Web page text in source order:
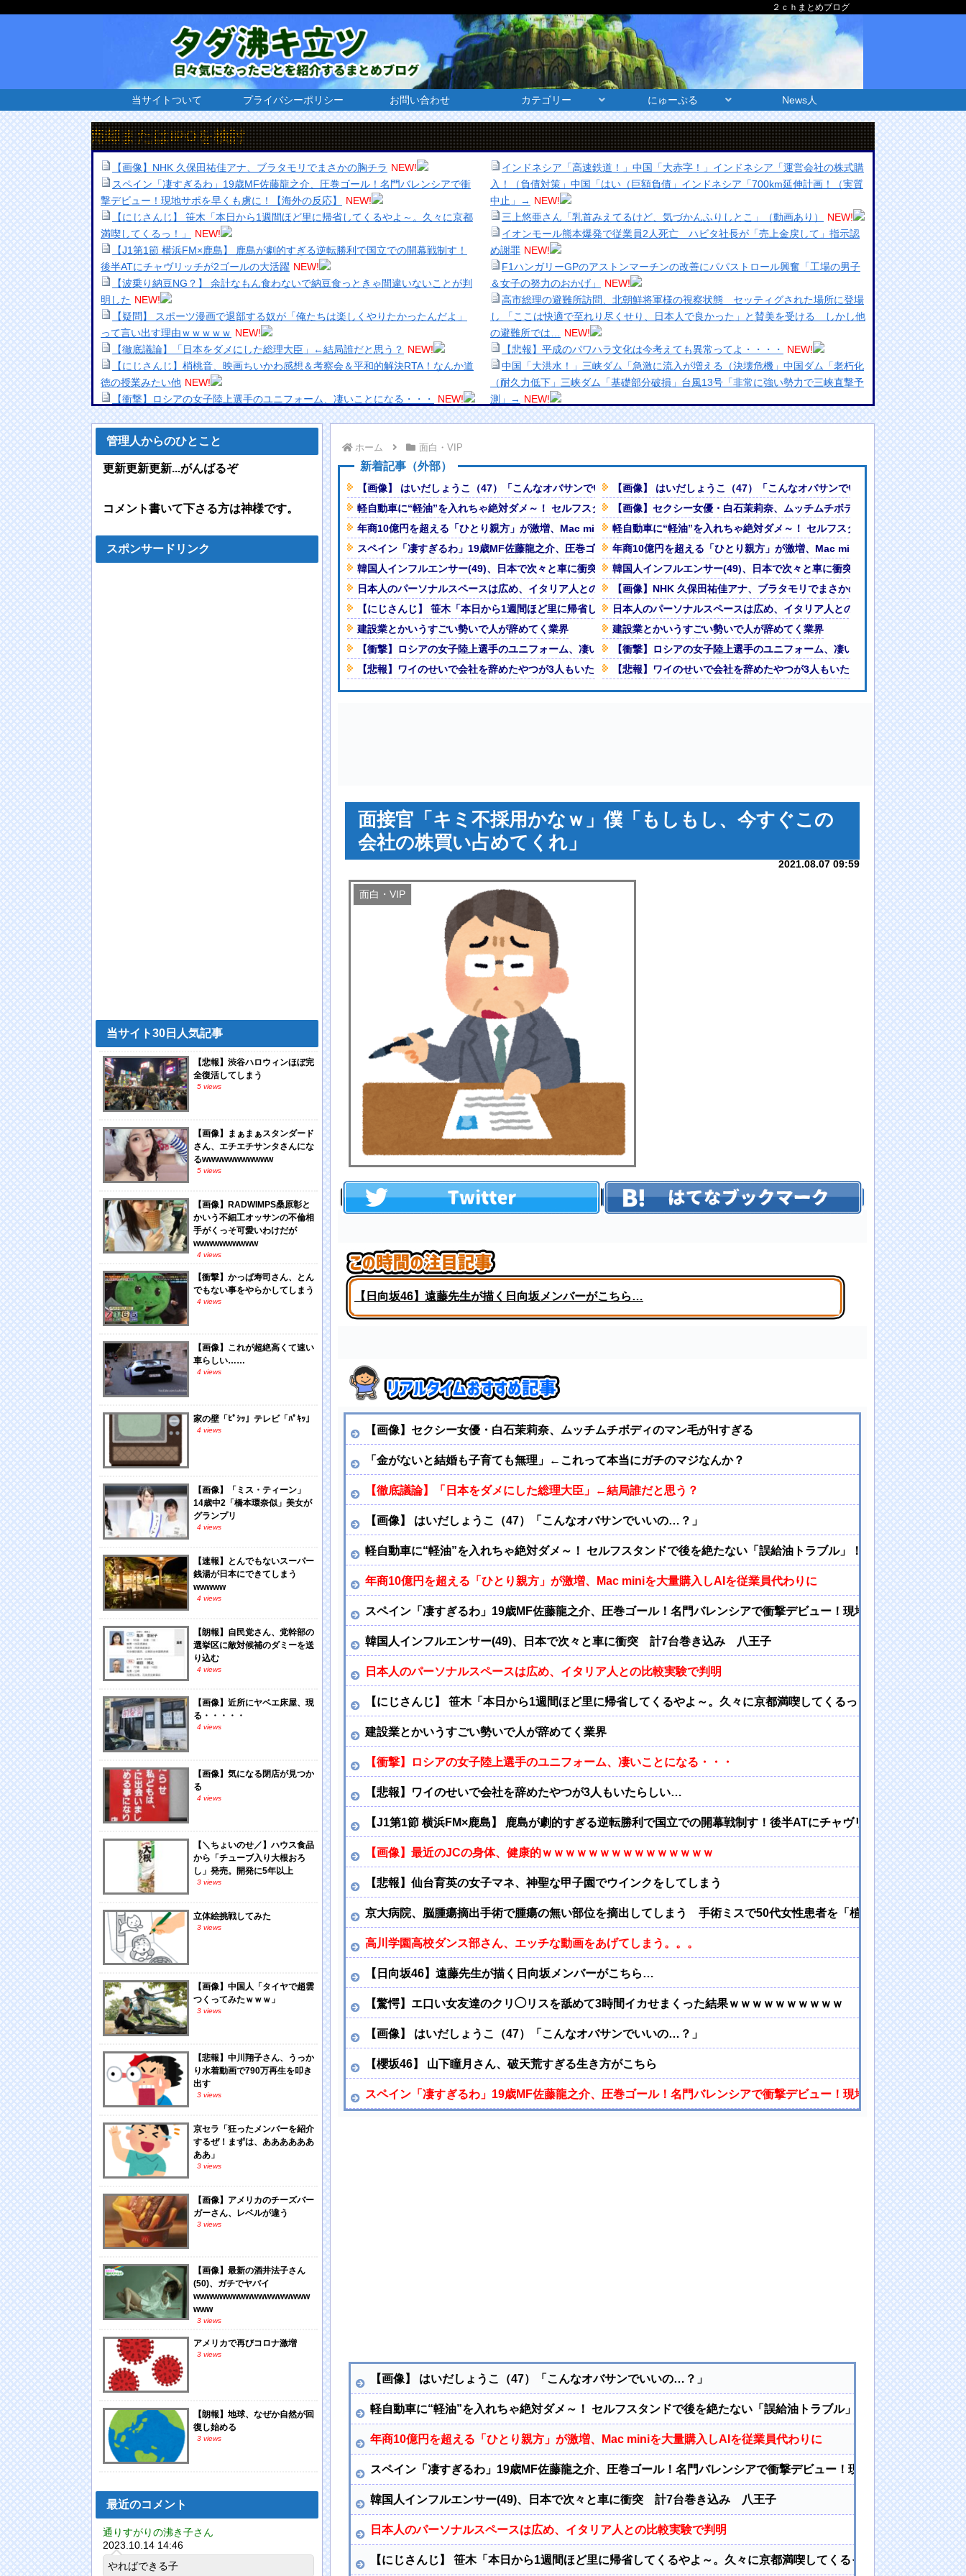
２ｃｈまとめブログ
当サイトついて プライバシーポリシー お問い合わせ カテゴリー にゅーぷる News人
却またはIPOを検討
【画像】NHK 久保田祐佳アナ、ブラタモリでまさかの胸チラ NEW!
スペイン「凄すぎるわ」19歳MF佐藤龍之介、圧巻ゴール！名門バレンシアで衝
撃デビュー！現地サポを早くも虜に！【海外の反応】
NEW!
【にじさんじ】 笹木「本日から1週間ほど里に帰省してくるやよ～。久々に京都
満喫してくるっ！」
NEW!
【J1第1節 横浜FM×鹿島】 鹿島が劇的すぎる逆転勝利で国立での開幕戦制す！
後半ATにチャヴリッチが2ゴールの大活躍 NEW!
【波乗り納豆NG？】 余計なもん食わないで納豆食っときゃ間違いないことが判
明した NEW!
【疑問】 スポーツ漫画で退部する奴が「俺たちは楽しくやりたかったんだよ」
って言い出す理由ｗｗｗｗｗ NEW!
【徹底議論】「日本をダメにした総理大臣」←結局誰だと思う？ NEW!
【にじさんじ】梢桃音、映画ちいかわ感想＆考察会＆平和的解決RTA！なんか道
徳の授業みたい他 NEW!
【衝撃】ロシアの女子陸上選手のユニフォーム、凄いことになる・・・
NEW!
【悲報】ワイのせいで会社を辞めたやつが3人もいたらしい…
F1ハンガリーGPのアストンマーチンの改善にパパストロール興奮「工場の男子
＆女子の努力のおかげ」 NEW!
【画像】最近のJCの身体、健康的ｗｗｗｗｗｗｗｗｗｗｗｗｗｗｗ
NEW!
【悲報】平成のパワハラ文化は今考えても異常ってよ・・・・ NEW!
【驚愕】エ口い女友達のクリ◯リスを舐めて3時間イカせまくった結果ｗｗｗｗ
【悲報】元グラドル佐藤寛子さん(41)「ヌードは本当はやりたくなかった」（画
像あり） NEW!
アニメ史に残る『原作破壊』といえばコレｗｗｗｗｗｗｗｗｗｗｗｗｗ NEW!
【動画】両方馬鹿（笑）ミニストップでトラックと衝突したドラレコが（ノ∇`）
【R-18】やる夫のハーレム大王国【即興・たまに安価】 第４３８話 NEW!
海外「全部日本の真似だったのか…」 日本の普通のテレビ番組が最新SNSの数
【衝撃】川口被告(19)に無期懲役 江別大学生殺人事件、19歳で取り返しのつか
インドネシア「高速鉄道！」中国「大赤字！」インドネシア「運営会社の株式購
入！（負債対策」中国「はい（巨額負債」インドネシア「700km延伸計画！（実質
中止」→ NEW!
三上悠亜さん「乳首みえてるけど、気づかんふりしとこ」（動画あり）
NEW!
イオンモール熊本爆発で従業員2人死亡 ハビタ社長が「売上金戻して」指示認
め謝罪 NEW!
F1ハンガリーGPのアストンマーチンの改善にパパストロール興奮「工場の男子
＆女子の努力のおかげ」
NEW!
高市総理の避難所訪問、北朝鮮将軍様の視察状態 セッティグされた場所に登場
し 「ここは快適で至れり尽くせり、日本人で良かった」と賛美を受ける しかし他
の避難所では… NEW!
【悲報】平成のパワハラ文化は今考えても異常ってよ・・・・
NEW!
中国「大洪水！」三峡ダム「急激に流入が増える（決壊危機」中国ダム「老朽化
（耐久力低下」三峡ダム「基礎部分破損」台風13号「非常に強い勢力で三峡直撃予
測」→ NEW!
【生き残り術】町中華は酒が飲めるからな。ラーメン屋は酒がなくて食う事しか
出来ないし。
美少女図鑑AWARD2026グランプリ・榎本彩乃、グラビア披露！透明感が凄
い！！
熊本地震、「九州自動車道は混んでない」と実況しながら被災地へ向かう有名ア
ナなどに批判殺到 全国紙記者「最新の状況をいち早く伝えることは報道機関として
の責務」「情報を取り上げることには大きな意義がある」
【画像】顔100点、体30点の女ｗｗｗ
「洋画に日本版主題歌は必要か?」論争
【悲報】職場で無能判定された人間って割とガチめに差別されるよな・・・
Powered by livedoor 相互RSS
ホーム 面白・VIP
新着記事（外部）
【画像】 はいだしょうこ（47）「こんなオバサンでいいの…？」
軽自動車に“軽油”を入れちゃ絶対ダメ～！ セルフスタンドで後を絶たない「誤給油トラブル」！ | 軽自動車：軽油
年商10億円を超える「ひとり親方」が激増、Mac miniを大量購入しAIを従業員代わりに
スペイン「凄すぎるわ」19歳MF佐藤龍之介、圧巻ゴール！名門バレンシアで衝撃デビュー！現地サポを早くも虜に！【海外の反応】
韓国人インフルエンサー(49)、日本で次々と車に衝突 計7台巻き込み 八王子
日本人のパーソナルスペースは広め、イタリア人との比較実験で判明
【にじさんじ】 笹木「本日から1週間ほど里に帰省してくるやよ～。久々に京都満喫してくるっ！」
建設業とかいうすごい勢いで人が辞めてく業界
【衝撃】ロシアの女子陸上選手のユニフォーム、凄いことになる・・・
【悲報】ワイのせいで会社を辞めたやつが3人もいたらしい…
【画像】 はいだしょうこ（47）「こんなオバサンでいいの…？」
【画像】セクシー女優・白石茉莉奈、ムッチムチボディのマン毛がHすぎる
軽自動車に“軽油”を入れちゃ絶対ダメ～！ セルフスタンドで後を絶たない「
年商10億円を超える「ひとり親方」が激増、Mac miniを大量購入しAIを従業
韓国人インフルエンサー(49)、日本で次々と車に衝突 計7台巻き込み 八王
【画像】NHK 久保田祐佳アナ、ブラタモリでまさかの胸チラ
日本人のパーソナルスペースは広め、イタリア人との比較実験で判明
建設業とかいうすごい勢いで人が辞めてく業界
【衝撃】ロシアの女子陸上選手のユニフォーム、凄いことになる・・・
【悲報】ワイのせいで会社を辞めたやつが3人もいたらしい…
面接官「キミ不採用かなｗ」僕「もしもし、今すぐこの
会社の株買い占めてくれ」
2021.08.07 09:59
面白・VIP
【日向坂46】遠藤先生が描く日向坂メンバーがこちら…
【画像】セクシー女優・白石茉莉奈、ムッチムチボディのマン毛がHすぎる
「金がないと結婚も子育ても無理」←これって本当にガチのマジなんか？
【徹底議論】「日本をダメにした総理大臣」←結局誰だと思う？
【画像】 はいだしょうこ（47）「こんなオバサンでいいの…？」
軽自動車に“軽油”を入れちゃ絶対ダメ～！ セルフスタンドで後を絶たない「誤給油トラブル」！ | 軽自動車：軽油
年商10億円を超える「ひとり親方」が激増、Mac miniを大量購入しAIを従業員代わりに
スペイン「凄すぎるわ」19歳MF佐藤龍之介、圧巻ゴール！名門バレンシアで衝撃デビュー！現地サポを早くも虜に
韓国人インフルエンサー(49)、日本で次々と車に衝突 計7台巻き込み 八王子
日本人のパーソナルスペースは広め、イタリア人との比較実験で判明
【にじさんじ】 笹木「本日から1週間ほど里に帰省してくるやよ～。久々に京都満喫してくるっ！」
建設業とかいうすごい勢いで人が辞めてく業界
【衝撃】ロシアの女子陸上選手のユニフォーム、凄いことになる・・・
【悲報】ワイのせいで会社を辞めたやつが3人もいたらしい…
【J1第1節 横浜FM×鹿島】 鹿島が劇的すぎる逆転勝利で国立での開幕戦制す！後半ATにチャヴリッチが2ゴールの
【画像】最近のJCの身体、健康的ｗｗｗｗｗｗｗｗｗｗｗｗｗｗｗ
【悲報】仙台育英の女子マネ、神聖な甲子園でウインクをしてしまう
京大病院、脳腫瘍摘出手術で腫瘍の無い部位を摘出してしまう 手術ミスで50代女性患者を「植物状態」に
高川学園高校ダンス部さん、エッチな動画をあげてしまう。。。
【日向坂46】遠藤先生が描く日向坂メンバーがこちら…
【驚愕】エ口い女友達のクリ◯リスを舐めて3時間イカせまくった結果ｗｗｗｗｗｗｗｗｗｗ
【画像】 はいだしょうこ（47）「こんなオバサンでいいの…？」
【櫻坂46】 山下瞳月さん、破天荒すぎる生き方がこちら
スペイン「凄すぎるわ」19歳MF佐藤龍之介、圧巻ゴール！名門バレンシアで衝撃デビュー！現地サポを早くも虜に
【画像】 はいだしょうこ（47）「こんなオバサンでいいの…？」
軽自動車に“軽油”を入れちゃ絶対ダメ～！ セルフスタンドで後を絶たない「誤給油トラブル」！ | 軽自動車：軽油
年商10億円を超える「ひとり親方」が激増、Mac miniを大量購入しAIを従業員代わりに
スペイン「凄すぎるわ」19歳MF佐藤龍之介、圧巻ゴール！名門バレンシアで衝撃デビュー！現地サポを早くも虜
韓国人インフルエンサー(49)、日本で次々と車に衝突 計7台巻き込み 八王子
日本人のパーソナルスペースは広め、イタリア人との比較実験で判明
【にじさんじ】 笹木「本日から1週間ほど里に帰省してくるやよ～。久々に京都満喫してくるっ！」
管理人からのひとこと
更新更新更新...がんばるぞ
コメント書いて下さる方は神様です。
スポンサードリンク
当サイト30日人気記事
【悲報】渋谷ハロウィンほぼ完
全復活してしまう
5 views
【画像】まぁまぁスタンダード
さん、エチエチサンタさんにな
るwwwwwwwwwww
5 views
【画像】RADWIMPS桑原彰と
かいう不細工オッサンの不倫相
手がくっそ可愛いわけだが
wwwwwwwwww
4 views
【衝撃】かっぱ寿司さん、とん
でもない事をやらかしてしまう
4 views
【画像】これが超絶高くて速い
車らしい……
4 views
家の壁「ﾋﾟｼｯ」テレビ「ﾊﾟｷｯ」
4 views
【画像】「ミス・ティーン」
14歳中2「橋本環奈似」美女が
グランプリ
4 views
【速報】とんでもないスーパー
銭湯が日本にできてしまう
wwwww
4 views
【朗報】自民党さん、党幹部の
選挙区に敵対候補のダミーを送
り込む
4 views
【画像】近所にヤベエ床屋、現
る・・・・・
4 views
【画像】気になる閉店が見つか
る
4 views
【＼ちょいのせ／】ハウス食品
から「チューブ入り大根おろ
し」発売。開発に5年以上
3 views
立体絵挑戦してみた
3 views
【画像】中国人「タイヤで趙雲
つくってみたｗｗｗ」
3 views
【悲報】中川翔子さん、うっか
り水着動画で790万再生を叩き
出す
3 views
京セラ「狂ったメンバーを紹介
するぜ！まずは、ああああああ
ああ」
3 views
【画像】アメリカのチーズバー
ガーさん、レベルが違う
3 views
【画像】最新の酒井法子さん
(50)、ガチでヤバイ
wwwwwwwwwwwwwwwwww
www
3 views
アメリカで再びコロナ激増
3 views
【朗報】地球、なぜか自然が回
復し始める
3 views
最近のコメント
通りすがりの沸き子さん
2023.10.14 14:46
やればできる子